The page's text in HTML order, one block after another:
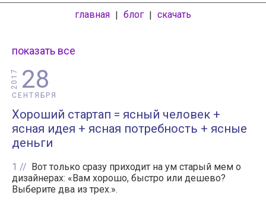
главная | блог | скачать
показать все
28
СЕНТЯБРЯ
2017
Хороший стартап = ясный человек +
ясная идея + ясная потребность + яcные
деньги
1
Вот только сразу приходит на ум старый мем о
дизайнерах: «Вам хорошо, быстро или дешево?
Выберите два из трех.».